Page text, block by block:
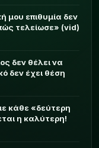
μου επιθυμία δεν
τελείωσε» (vid)
δεν θέλει να
δεν έχει θέση
κάθε «δεύτερη
η καλύτερη!